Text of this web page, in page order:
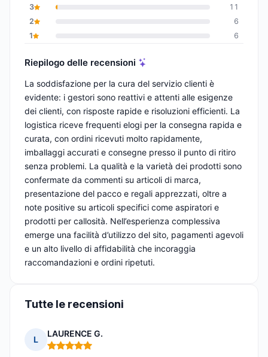
3
11
2
6
1
6
Riepilogo delle recensioni
La soddisfazione per la cura del servizio clienti è
evidente: i gestori sono reattivi e attenti alle esigenze
dei clienti, con risposte rapide e risoluzioni efficienti. La
logistica riceve frequenti elogi per la consegna rapida e
curata, con ordini ricevuti molto rapidamente,
imballaggi accurati e consegne presso il punto di ritiro
senza problemi. La qualità e la varietà dei prodotti sono
confermate da commenti su articoli di marca,
presentazione del pacco e regali apprezzati, oltre a
note positive su articoli specifici come aspiratori e
prodotti per callosità. Nell’esperienza complessiva
emerge una facilità d’utilizzo del sito, pagamenti agevoli
e un alto livello di affidabilità che incoraggia
raccomandazioni e ordini ripetuti.
Tutte le recensioni
L
LAURENCE G.
Nota: 5 su 5